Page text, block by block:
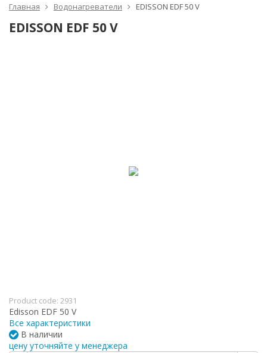
Главная Водонагреватели EDISSON EDF 50 V
EDISSON EDF 50 V
Product code: 2931
Edisson EDF 50 V
Все характеристики
В наличии
цену уточняйте у менеджера